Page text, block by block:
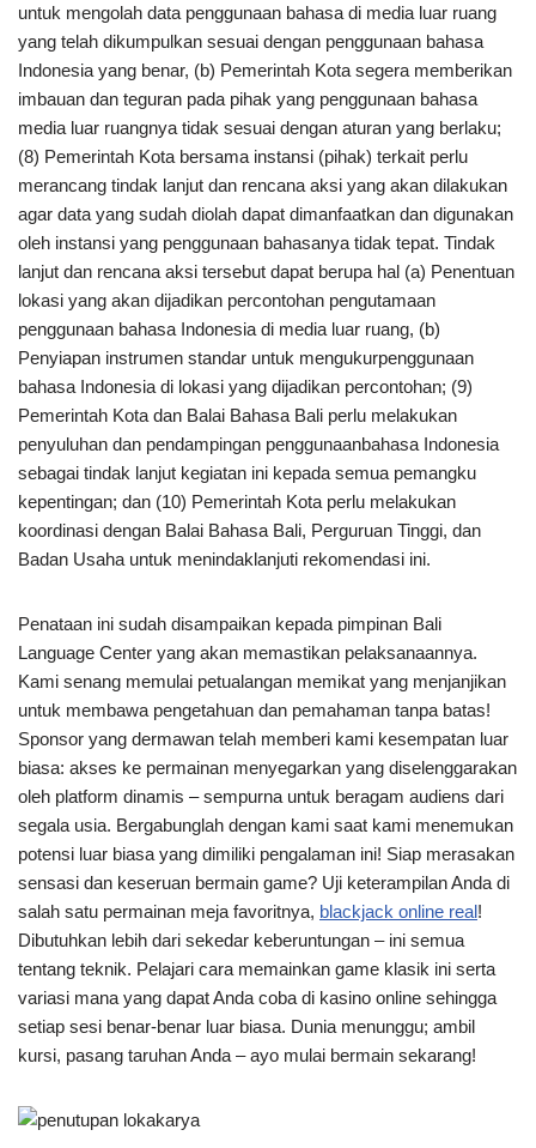
untuk mengolah data penggunaan bahasa di media luar ruang
yang telah dikumpulkan sesuai dengan penggunaan bahasa
Indonesia yang benar, (b) Pemerintah Kota segera memberikan
imbauan dan teguran pada pihak yang penggunaan bahasa
media luar ruangnya tidak sesuai dengan aturan yang berlaku;
(8) Pemerintah Kota bersama instansi (pihak) terkait perlu
merancang tindak lanjut dan rencana aksi yang akan dilakukan
agar data yang sudah diolah dapat dimanfaatkan dan digunakan
oleh instansi yang penggunaan bahasanya tidak tepat. Tindak
lanjut dan rencana aksi tersebut dapat berupa hal (a) Penentuan
lokasi yang akan dijadikan percontohan pengutamaan
penggunaan bahasa Indonesia di media luar ruang, (b)
Penyiapan instrumen standar untuk mengukurpenggunaan
bahasa Indonesia di lokasi yang dijadikan percontohan; (9)
Pemerintah Kota dan Balai Bahasa Bali perlu melakukan
penyuluhan dan pendampingan penggunaanbahasa Indonesia
sebagai tindak lanjut kegiatan ini kepada semua pemangku
kepentingan; dan (10) Pemerintah Kota perlu melakukan
koordinasi dengan Balai Bahasa Bali, Perguruan Tinggi, dan
Badan Usaha untuk menindaklanjuti rekomendasi ini.
Penataan ini sudah disampaikan kepada pimpinan Bali
Language Center yang akan memastikan pelaksanaannya.
Kami senang memulai petualangan memikat yang menjanjikan
untuk membawa pengetahuan dan pemahaman tanpa batas!
Sponsor yang dermawan telah memberi kami kesempatan luar
biasa: akses ke permainan menyegarkan yang diselenggarakan
oleh platform dinamis – sempurna untuk beragam audiens dari
segala usia. Bergabunglah dengan kami saat kami menemukan
potensi luar biasa yang dimiliki pengalaman ini! Siap merasakan
sensasi dan keseruan bermain game? Uji keterampilan Anda di
salah satu permainan meja favoritnya, blackjack online real!
Dibutuhkan lebih dari sekedar keberuntungan – ini semua
tentang teknik. Pelajari cara memainkan game klasik ini serta
variasi mana yang dapat Anda coba di kasino online sehingga
setiap sesi benar-benar luar biasa. Dunia menunggu; ambil
kursi, pasang taruhan Anda – ayo mulai bermain sekarang!